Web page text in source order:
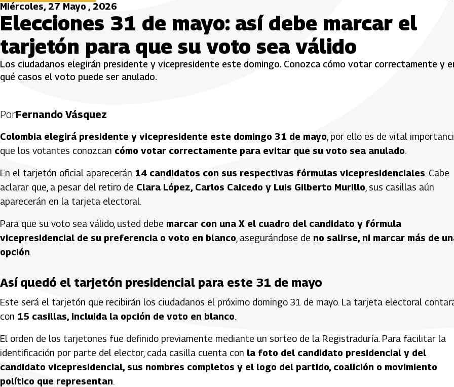
Miércoles, 27 Mayo , 2026
Elecciones 31 de mayo: así debe marcar el
tarjetón para que su voto sea válido
Los ciudadanos elegirán presidente y vicepresidente este domingo. Conozca cómo votar correctamente y
qué casos el voto puede ser anulado.
PorFernando Vásquez
Colombia elegirá presidente y vicepresidente este domingo 31 de mayo , por ello es de vital
que los votantes conozcan cómo votar correctamente para evitar que su voto sea anulado.
En el tarjetón oficial aparecerán 14 candidatos con sus respectivas fórmulas vicepresidenciales. Cabe
aclarar que, a pesar del retiro de Clara López, Carlos Caicedo y Luis Gilberto Murillo , sus casillas aún
aparecerán en la tarjeta electoral.
Para que su voto sea válido, usted debe marcar con una X el cuadro del candidato y fórmula
vicepresidencial de su preferencia o voto en blanco , asegurándose de no salirse, ni marcar más de
opción.
Así quedó el tarjetón presidencial para este 31 de mayo
Este será el tarjetón que recibirán los ciudadanos el próximo domingo 31 de mayo. La tarjeta electoral
con 15 casillas, incluida la opción de voto en blanco.
El orden de los tarjetones fue definido previamente mediante un sorteo de la Registraduría. Para facilitar la
identificación por parte del elector, cada casilla cuenta con la foto del candidato presidencial y del
candidato vicepresidencial, sus nombres completos y el logo del partido, coalición o movimiento
político que representan.